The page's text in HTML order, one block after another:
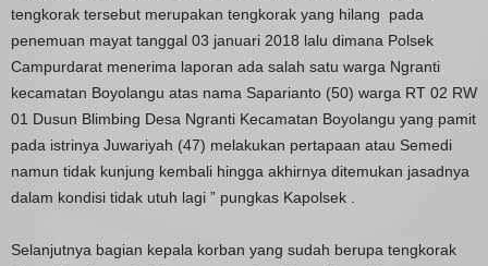
tengkorak tersebut merupakan tengkorak yang hilang pada
penemuan mayat tanggal 03 januari 2018 lalu dimana Polsek
Campurdarat menerima laporan ada salah satu warga Ngranti
kecamatan Boyolangu atas nama Saparianto (50) warga RT 02 RW
01 Dusun Blimbing Desa Ngranti Kecamatan Boyolangu yang pamit
pada istrinya Juwariyah (47) melakukan pertapaan atau Semedi
namun tidak kunjung kembali hingga akhirnya ditemukan jasadnya
dalam kondisi tidak utuh lagi ” pungkas Kapolsek .
Selanjutnya bagian kepala korban yang sudah berupa tengkorak